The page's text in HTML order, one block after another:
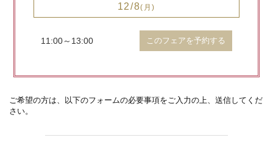
12/8(月)
11:00～13:00 このフェアを予約する